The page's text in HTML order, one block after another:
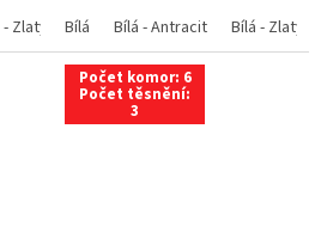
- Zlatý dub Bílá - Tmavý dub Bílá -
Bílá Bílá - Antracit Bílá - Zlatý
Počet komor: 6
Počet těsnění:
3